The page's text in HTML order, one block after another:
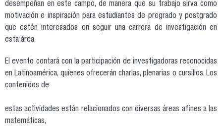
desempeñan en este campo, de manera que su trabajo sirva como
motivación e inspiración para estudiantes de pregrado y postgrado
que estén interesados en seguir una carrera de investigación en
esta área.
El evento contará con la participación de investigadoras reconocidas
en Latinoamérica, quienes ofrecerán charlas, plenarias o cursillos. Los
contenidos de
estas actividades están relacionados con diversas áreas afines a las
matemáticas,